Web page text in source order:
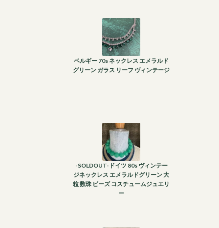
ベルギー 70s ネックレス エメラルド
グリーン ガラス リーフ ヴィンテージ
-SOLDOUT-ドイツ 80s ヴィンテー
ジネックレス エメラルドグリーン 大
粒 数珠 ビーズ コスチュームジュエリ
ー